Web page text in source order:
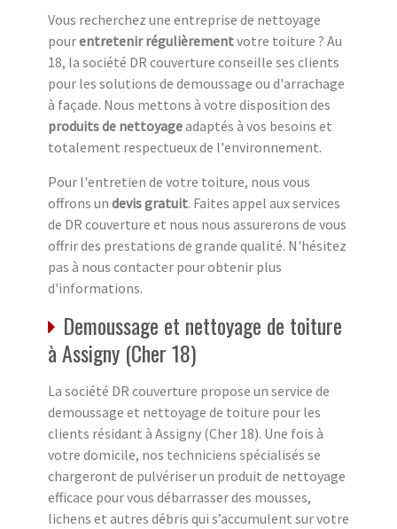
Vous recherchez une entreprise de nettoyage
pourentretenir régulièrementvotre toiture ? Au
18, la société DR couverture conseille ses clients
pour les solutions de demoussage ou d'arrachage
à façade. Nous mettons à votre disposition des
produits de nettoyageadaptés à vos besoins et
totalement respectueux de l'environnement.
Pour l'entretien de votre toiture, nous vous
offrons un devis gratuit. Faites appel aux services
de DR couverture et nous nous assurerons de vous
offrir des prestations de grande qualité. N'hésitez
pas à nous contacter pour obtenir plus
d'informations.
Demoussage et nettoyage de toiture
à Assigny (Cher 18)
La société DR couverture propose un service de
demoussage et nettoyage de toiture pour les
clients résidant à Assigny (Cher 18). Une fois à
votre domicile, nos techniciens spécialisés se
chargeront de pulvériser un produit de nettoyage
efficace pour vous débarrasser des mousses,
lichens et autres débris qui s’accumulent sur votre